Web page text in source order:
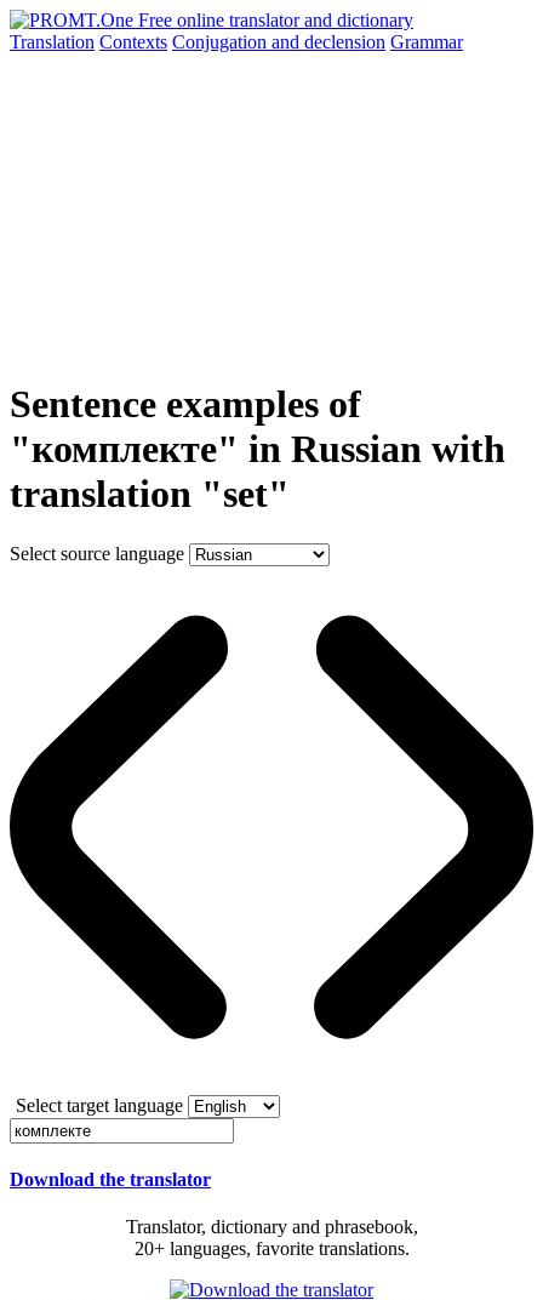
Translation Contexts Conjugation and declension Grammar
Sentence examples of
"комплекте" in Russian with
translation "set"
Select source language
Select target language
Download the translator
Translator, dictionary and phrasebook,
20+ languages, favorite translations.